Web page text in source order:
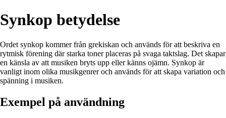
Synkop betydelse
Ordet synkop kommer från grekiskan och används för att beskriva en
rytmisk förening där starka toner placeras på svaga taktslag. Det skapar
en känsla av att musiken bryts upp eller känns ojämn. Synkop är
vanligt inom olika musikgenrer och används för att skapa variation och
spänning i musiken.
Exempel på användning